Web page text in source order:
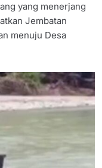
yang menerjang
Jembatan
menuju Desa